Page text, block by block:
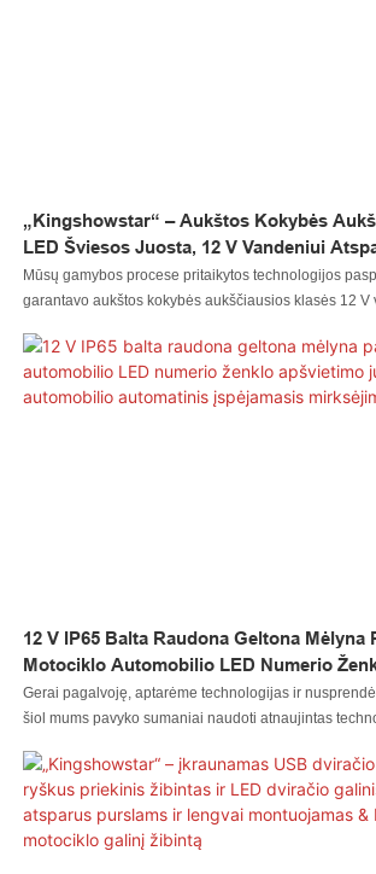
„Kingshowstar“ – Aukštos Kokybės
LED Šviesos Juosta, 12 V Vandeniui
Galinė Lempa, LED Motociklo Galinis
Mūsų gamybos procese pritaikytos technologijos
garantavo aukštos kokybės aukščiausios klasės 12 V
automobilių apšvietimo sistemos taikymo srityje (-
12 V IP65 Balta Raudona Geltona Mėlyna
Motociklo Automobilio LED Numerio
Juosta 12 V Automobilio Automatinis
Mirksėjimo Žibintas
Gerai pagalvoję, aptarėme technologijas ir
šiol mums pavyko sumaniai naudoti atnaujintas
geltonos mėlynos paslėptos motociklo automobilio
apšvietimo juostos 12 V automobilio automatinio
šviesos kokybę. Jo vertę galima rasti įvairiose taikymo
automatinio apšvietimo sistema.